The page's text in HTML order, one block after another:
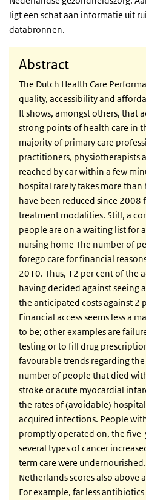
ligt een schat aan informatie uit
databronnen.
Abstract
The Dutch Health Care
quality, accessibility and
It shows, amongst others, that
strong points of health care in
majority of primary care
practitioners, physiotherapists
reached by car within a few
hospital rarely takes more
have been reduced since 2008
treatment modalities. Still, a
people are on a waiting list for
nursing home The number of
forego care for financial
2010. Thus, 12 per cent of the
having decided against seeing
the anticipated costs against 2
Financial access seems less a
to be; other examples are
testing or to fill drug
favourable trends regarding
number of people that died
stroke or acute myocardial
the rates of (avoidable)
acquired infections. People
promptly operated on, the five-
several types of cancer
term care were
Netherlands scores also above
For example, far less